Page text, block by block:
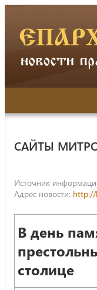
САЙТЫ
Источник
Адрес новости: http://
В день
столице